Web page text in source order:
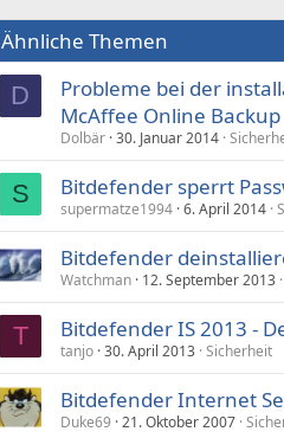
Ähnliche Themen
D
Probleme bei der
McAffee Online Backup
Dolbär 30. Januar 2014
S Bitdefender sperrt
supermatze1994 6. April 2014
Bitdefender
Watchman 12. September 2013
T Bitdefender IS 2013 -
tanjo 30. April 2013 Sicherheit
Bitdefender Internet
Duke69 21. Oktober 2007